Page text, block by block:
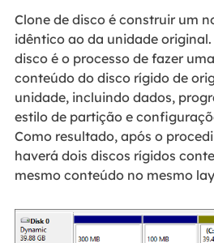
Clone de disco é construir um
idêntico ao da unidade
disco é o processo de fazer
conteúdo do disco rígido de
unidade, incluindo dados,
estilo de partição e
Como resultado, após o
haverá dois discos rígidos
mesmo conteúdo no mesmo